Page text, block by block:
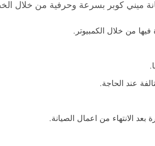
ميني كوبر بسرعة وحرفية من خلال
من خلال الكمبيوتر.
عند الحاجة.
بعد الانتهاء من اعمال الصيانة.